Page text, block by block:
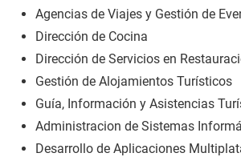
Agencias de Viajes y Gestión de
Dirección de Cocina
Dirección de Servicios en
Gestión de Alojamientos Turísticos
Guía, Información y Asistencias
Administracion de Sistemas
Desarrollo de Aplicaciones